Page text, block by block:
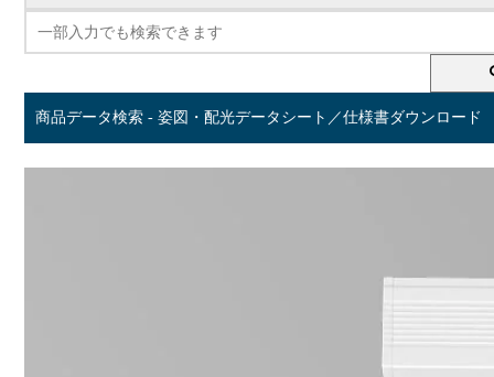
商品データ検索 - 姿図・配光データシート／仕様書ダウンロード